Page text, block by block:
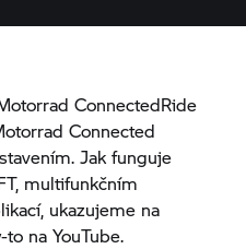
ConnectedRide
Connected
Jak funguje
multifunkčním
ukazujeme na
na YouTube.